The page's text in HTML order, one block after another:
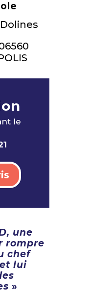
le
une
rompre
chef
lui
»